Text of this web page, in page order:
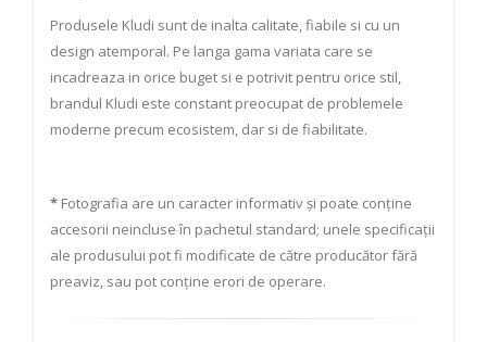
Produsele Kludi sunt de inalta calitate, fiabile si cu un
design atemporal. Pe langa gama variata care se
incadreaza in orice buget si e potrivit pentru orice stil,
brandul Kludi este constant preocupat de problemele
moderne precum ecosistem, dar si de fiabilitate.
* Fotografia are un caracter informativ și poate conține
accesorii neincluse în pachetul standard; unele specificații
ale produsului pot fi modificate de către producător fără
preaviz, sau pot conține erori de operare.